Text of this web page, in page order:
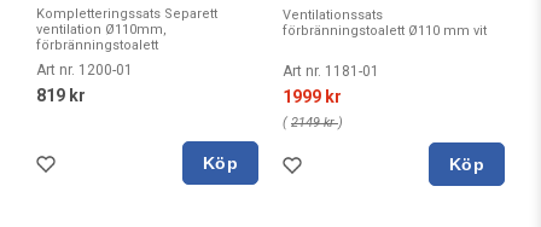
Kompletteringssats Separett
ventilation Ø110mm,
förbränningstoalett
Art nr. 1200-01
819 kr
Köp
Ventilationssats
förbränningstoalett Ø110 mm vit
Art nr. 1181-01
1999 kr
( 2149 kr)
Köp